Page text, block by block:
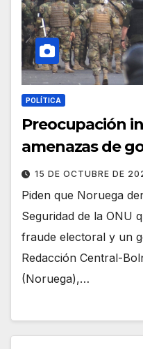
POLÍTICA
Preocupación
amenazas de
15 DE OCTUBRE DE
Piden que Noruega
Seguridad de la ONU
fraude electoral y un
Redacción Central-
(Noruega),…